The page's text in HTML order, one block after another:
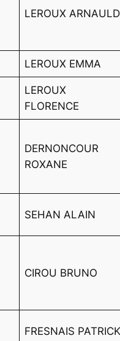
LEROUX ARNAULD
LEROUX EMMA
LEROUX
FLORENCE
DERNONCOUR
ROXANE
SEHAN ALAIN
CIROU BRUNO
FRESNAIS